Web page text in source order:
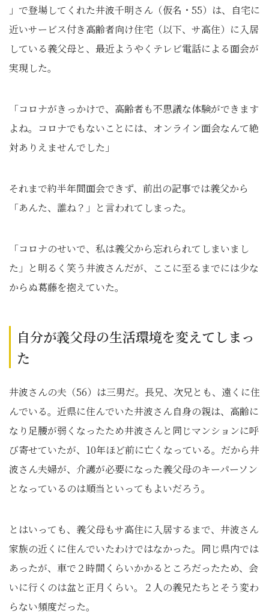
」で登場してくれた井波千明さん（仮名・55）は、自宅に
近いサービス付き高齢者向け住宅（以下、サ高住）に入居
している義父母と、最近ようやくテレビ電話による面会が
実現した。
「コロナがきっかけで、高齢者も不思議な体験ができます
よね。コロナでもないことには、オンライン面会なんて絶
対ありえませんでした」
それまで約半年間面会できず、前出の記事では義父から
「あんた、誰ね？」と言われてしまった。
「コロナのせいで、私は義父から忘れられてしまいまし
た」と明るく笑う井波さんだが、ここに至るまでには少な
からぬ葛藤を抱えていた。
自分が義父母の生活環境を変えてしまっ
た
井波さんの夫（56）は三男だ。長兄、次兄とも、遠くに住
んでいる。近県に住んでいた井波さん自身の親は、高齢に
なり足腰が弱くなったため井波さんと同じマンションに呼
び寄せていたが、10年ほど前に亡くなっている。だから井
波さん夫婦が、介護が必要になった義父母のキーパーソン
となっているのは順当といってもよいだろう。
とはいっても、義父母もサ高住に入居するまで、井波さん
家族の近くに住んでいたわけではなかった。同じ県内では
あったが、車で２時間くらいかかるところだったため、会
いに行くのは盆と正月くらい。２人の義兄たちとそう変わ
らない頻度だった。